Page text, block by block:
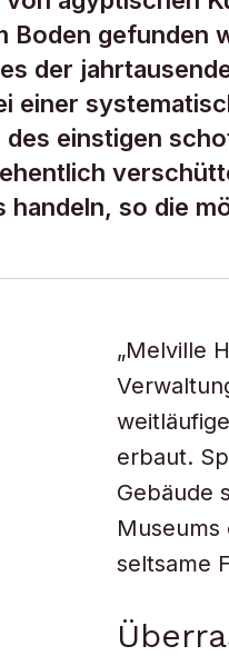
Boden gefunden
der
einer
des einstigen
handeln, so die
„Melville
erbaut.
Gebäude
seltsame